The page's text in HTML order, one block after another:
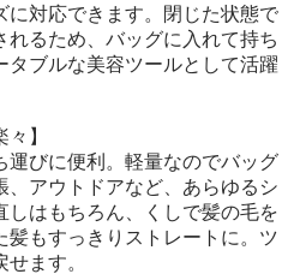
に対応できます。閉じた状態で
るため、バッグに入れて持ち
ブルな美容ツールとして活躍
】
運びに便利。軽量なのでバッグ
、アウトドアなど、あらゆるシ
しはもちろん、くしで髪の毛を
もすっきりストレートに。ツ
ます。